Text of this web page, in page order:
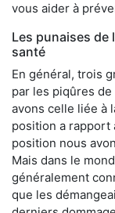
vous aider à
Les punaises de
santé
En général, trois
par les piqûres
avons celle liée à
position a rapport
position nous
Mais dans le
généralement
que les